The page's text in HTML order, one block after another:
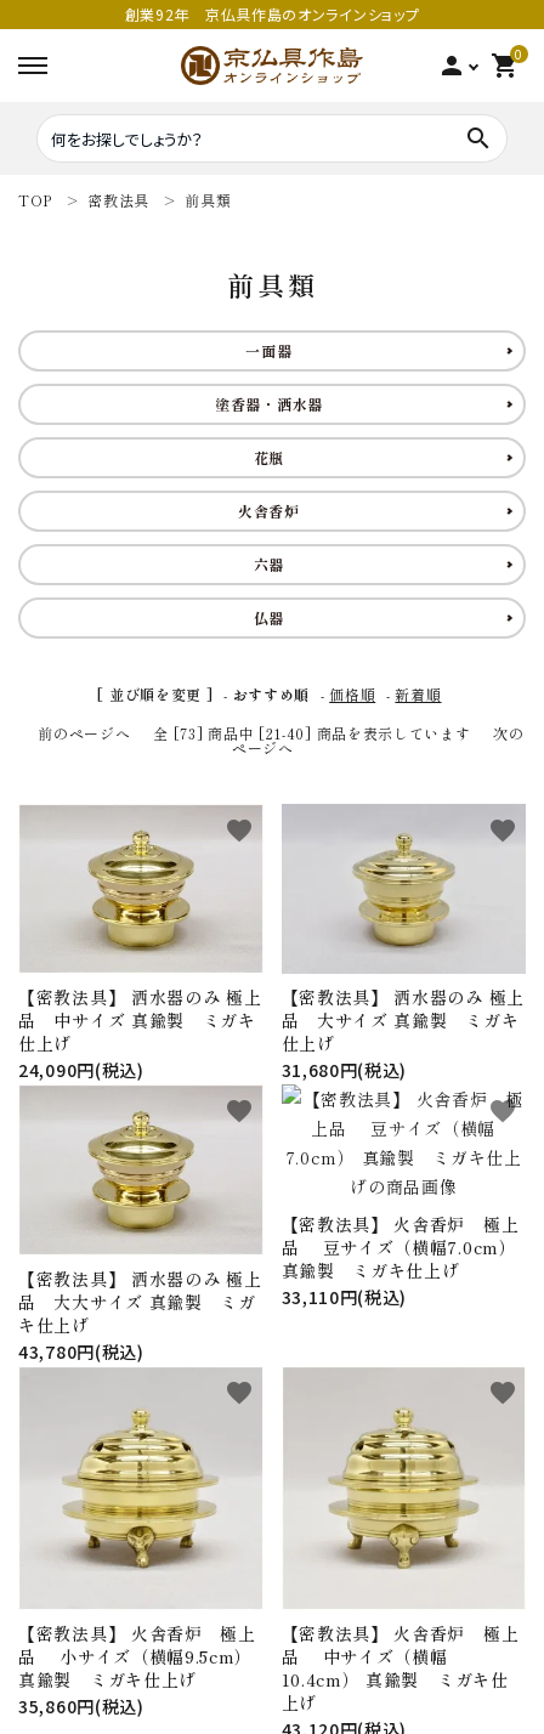
創業92年 京仏具作島のオンラインショップ
person 0
shopping_cart
search
五鈷
錫杖
寺院仏具
鳴り物
家庭用仏具
アウトレット
プライバシーポリシー
特定商取引法について
お問い合わせ
TOP 密教法具 前具類
前具類
一面器
塗香器・洒水器
花瓶
火舎香炉
六器
仏器
[ 並び順を変更 ] - おすすめ順 -価格順 -新着順
前のページへ
全 [73] 商品中 [21-40] 商品を表示しています 次の
ページへ
【密教法具】 洒水器のみ 極上
品 中サイズ 真鍮製 ミガキ
仕上げ
24,090円(税込)
favorite
【密教法具】 洒水器のみ 極上
品 大サイズ 真鍮製 ミガキ
仕上げ
31,680円(税込)
favorite
【密教法具】 洒水器のみ 極上
品 大大サイズ 真鍮製 ミガ
キ仕上げ
43,780円(税込)
favorite
【密教法具】 火舎香炉 極上
品 豆サイズ（横幅7.0cm）
真鍮製 ミガキ仕上げ
33,110円(税込)
favorite
【密教法具】 火舎香炉 極上
品 小サイズ（横幅9.5cm）
真鍮製 ミガキ仕上げ
35,860円(税込)
favorite
【密教法具】 火舎香炉 極上
品 中サイズ（横幅
10.4cm） 真鍮製 ミガキ仕
上げ
favorite